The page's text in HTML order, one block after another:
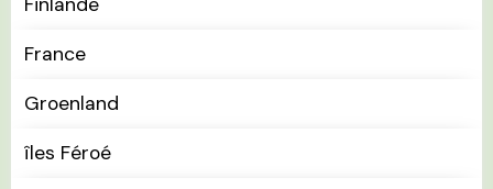
France
Groenland
îles Féroé